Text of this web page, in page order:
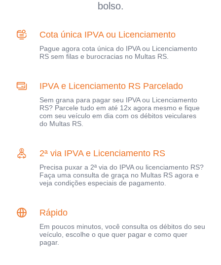
bolso.
Cota única IPVA ou Licenciamento
Pague agora cota única do IPVA ou Licenciamento
RS sem filas e burocracias no Multas RS.
IPVA e Licenciamento RS Parcelado
Sem grana para pagar seu IPVA ou Licenciamento
RS? Parcele tudo em até 12x agora mesmo e fique
com seu veículo em dia com os débitos veiculares
do Multas RS.
2ª via IPVA e Licenciamento RS
Precisa puxar a 2ª via do IPVA ou licenciamento RS?
Faça uma consulta de graça no Multas RS agora e
veja condições especiais de pagamento.
Rápido
Em poucos minutos, você consulta os débitos do seu
veículo, escolhe o que quer pagar e como quer
pagar.